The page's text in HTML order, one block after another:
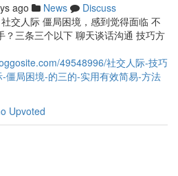
ago News
Discuss
交人际 僵局困境，感到觉得面临 不
？三条三个以下 聊天谈话沟通 技巧方
49548996/社交人际-技巧
僵局困境-的三的-实用有效简易-方法
Upvoted